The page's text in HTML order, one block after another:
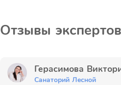
Отзывы экспертов
Герасимова
Санаторий Лесной